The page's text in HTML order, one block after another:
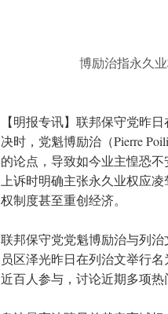
博励治指永久
【明报专讯】联邦保守党昨
决时，党魁博励治（Pierre
的论点，导致如今业主惶恐
上诉时明确主张永久业权应
权制度甚至重创经济。
联邦保守党党魁博励治与列
员区泽光昨日在列治文举行
近百人参与，讨论近期多项热